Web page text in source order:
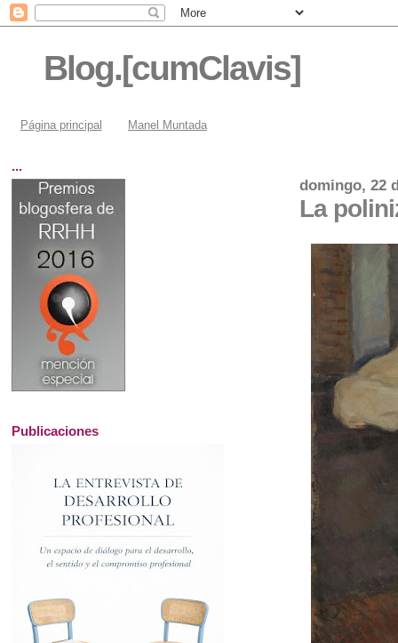
Blog.[cumClavis]
Página principal Manel Muntada
domingo, 22
La
...
Publicaciones